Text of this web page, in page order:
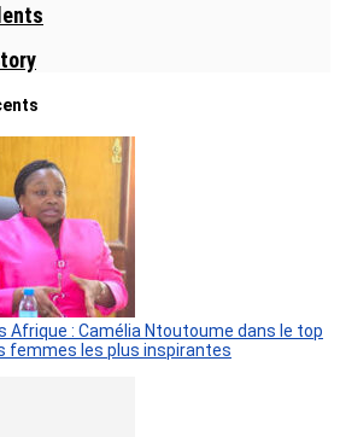
Afrique : Camélia Ntoutoume dans le top
femmes les plus inspirantes